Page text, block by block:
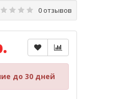
0 отзывов
до 30 дней